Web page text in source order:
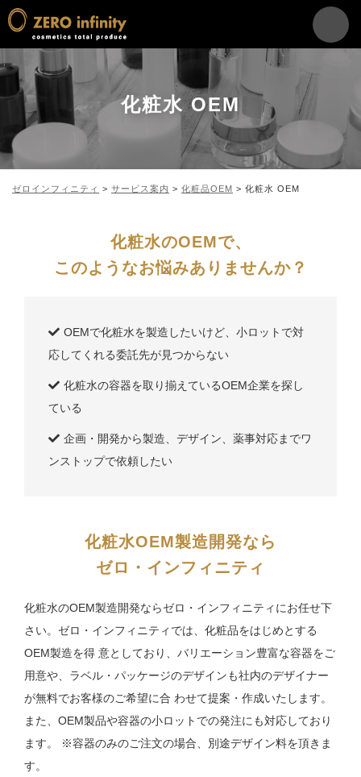
化粧水 OEM
ゼロインフィニティ > サービス案内 > 化粧品OEM > 化粧水 OEM
化粧水のOEMで、
このようなお悩みありませんか？
OEMで化粧水を製造したいけど、小ロットで対
応してくれる委託先が見つからない
化粧水の容器を取り揃えているOEM企業を探し
ている
企画・開発から製造、デザイン、薬事対応までワ
ンストップで依頼したい
化粧水OEM製造開発なら
ゼロ・インフィニティ
化粧水のOEM製造開発ならゼロ・インフィニティにお任せ下
さい。ゼロ・インフィニティでは、化粧品をはじめとする
OEM製造を得 意としており、バリエーション豊富な容器をご
用意や、ラベル・パッケージのデザインも社内のデザイナー
が無料でお客様のご希望に合 わせて提案・作成いたします。
また、OEM製品や容器の小ロットでの発注にも対応しており
ます。
※容器のみのご注文の場合、別途デザイン料を頂きま
す。